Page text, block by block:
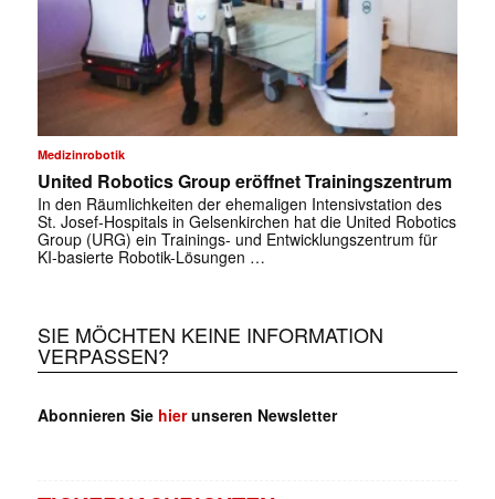
Medizinrobotik
United Robotics Group eröffnet Trainingszentrum
In den Räumlichkeiten der ehemaligen Intensivstation des
St. Josef-Hospitals in Gelsenkirchen hat die United Robotics
Group (URG) ein Trainings- und Entwicklungszentrum für
KI-basierte Robotik-Lösungen …
SIE MÖCHTEN KEINE INFORMATION
VERPASSEN?
Abonnieren Sie hierunseren Newsletter